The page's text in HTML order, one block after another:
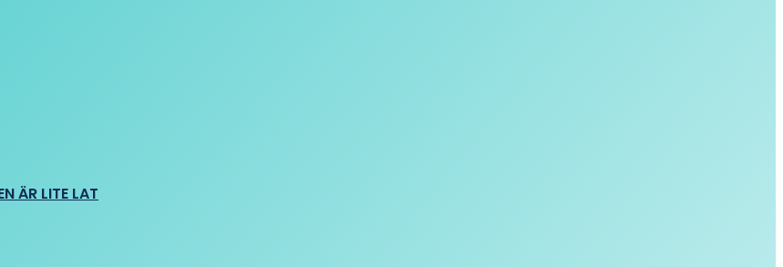
ÄR LITE LAT